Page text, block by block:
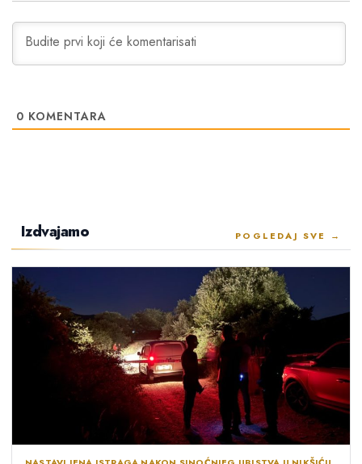
0 KOMENTARA
Izdvajamo POGLEDAJ SVE →